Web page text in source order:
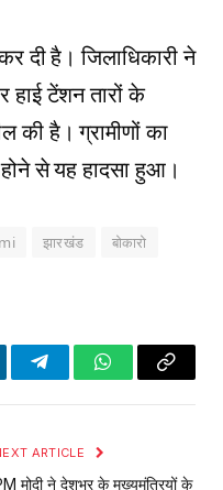
दी है। जिलाधिकारी ने
हाई टेंशन तारों के
की है। ग्रामीणों का
से यह हादसा हुआ।
झारखंड
बोकारो
TelegramWhatsApp
Copy
ARTICLE
मोदी ने देशभर के मुख्यमंत्रियों के